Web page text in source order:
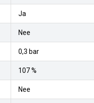
Ja
Nee
0,3 bar
107 %
Nee